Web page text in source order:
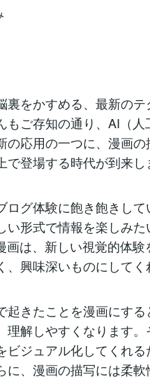
裏をかすめる、最新の
もご存知の通り、AI（
の応用の一つに、漫画
登場する時代が到来し
ログ体験に飽き飽きし
形式で情報を楽しみた
画は、新しい視覚的体
興味深いものにしてく
起きたことを漫画にす
理解しやすくなります
ビジュアル化してくれ
に、漫画の描写には柔